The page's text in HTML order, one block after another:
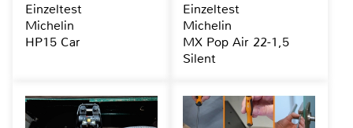
Einzeltest
Michelin
HP15 Car
Einzeltest
Michelin
MX Pop Air 22-1,5
Silent